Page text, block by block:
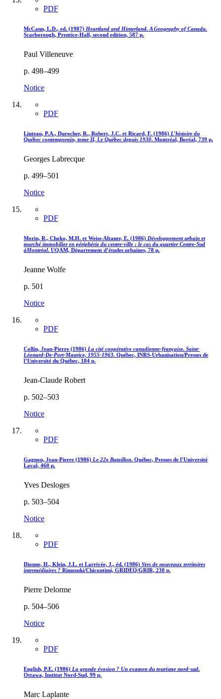
PDF
McCann, L.D., ed. (1987) Heartland and Hinterland. A Geography of Canada.
Scarborough, Prentice-Hall, second edition, 587 p.
Paul Villeneuve
p. 498–499
Notice
PDF
Linteau, P.A., Durocher, R., Robert, J.C. et Ricard, F. (1986) L’histoire du
Québec contemporain, tome II, Le Québec depuis 1930. Montréal, Boréal, 739 p.
Georges Labrecque
p. 499–501
Notice
PDF
Morin, R., Choko, M.H. et Weiss-Altaner, E. (1986) Développement urbain et
marché immobilier en périphérie du centre-ville : le cas du quartier Centre-Sud
àMontréal. UQAM, Département d’études urbaines, 78 p.
Jeanne Wolfe
p. 501
Notice
PDF
Collin, Jean-Pierre (1986) La cité coopérative canadienne-française. Saint-
Léonard-De-Port-Maurice, 1955-1963. Québec, INRS-Urbanisation/Presses de
l’Université du Québec, 184 p.
Jean-Claude Robert
p. 502–503
Notice
PDF
Gagnon, Jean-Pierre (1986) Le 22e Bataillon. Québec, Presses de l’Université
Laval, 460 p.
Yves Desloges
p. 503–504
Notice
PDF
Dionne, H., Klein, J.L. et Larrivée, J., éd. (1986) Vers de nouveaux territoires
intermédiaires ? Rimouski/Chicoutimi, GRIDEQ/GRIR, 230 p.
Pierre Delorme
p. 504–506
Notice
PDF
English, P.E. (1986) La grande évasion ? Un examen du tourisme nord-sud.
Ottawa, Institut Nord-Sud, 99 p.
Marc Laplante